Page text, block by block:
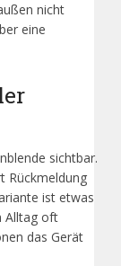
nicht
eine
sichtbar.
Rückmeldung
ist etwas
Alltag oft
das Gerät